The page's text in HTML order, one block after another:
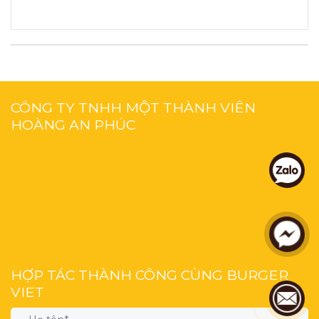
CÔNG TY TNHH MỘT THÀNH VIÊN
HOÀNG AN PHÚC
HỢP TÁC THÀNH CÔNG CÙNG BURGER
VIET